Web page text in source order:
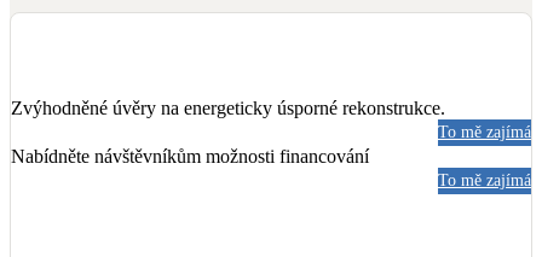
Zvýhodněné úvěry na energeticky úsporné rekonstrukce.
To mě zajímá
Nabídněte návštěvníkům možnosti financování
To mě zajímá